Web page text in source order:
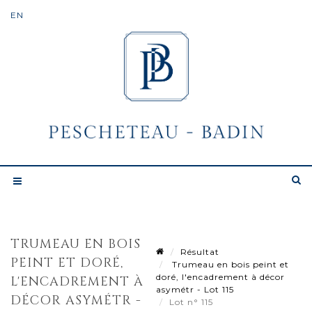
TRUMEAU EN BOIS
PEINT ET DORÉ,
L'ENCADREMENT À
DÉCOR ASYMÉTR -
Résultat
Trumeau en bois peint et
doré, l'encadrement à décor
asymétr - Lot 115
Lot n° 115